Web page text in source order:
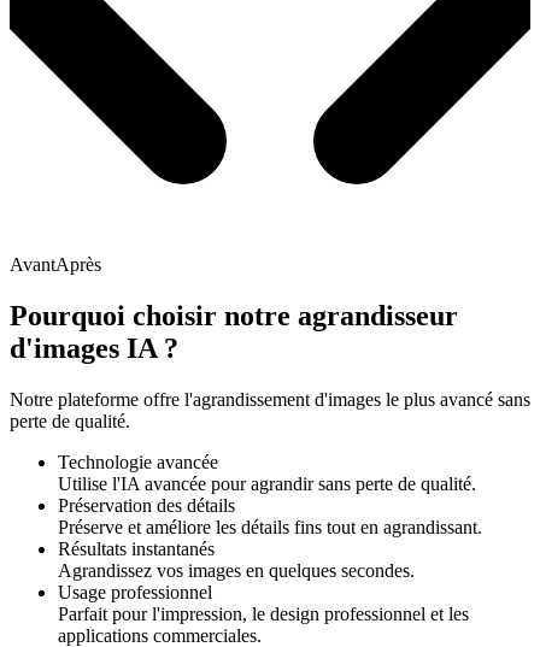
AvantAprès
Pourquoi choisir notre agrandisseur
d'images IA ?
Notre plateforme offre l'agrandissement d'images le plus avancé sans
perte de qualité.
Technologie avancée
Utilise l'IA avancée pour agrandir sans perte de qualité.
Préservation des détails
Préserve et améliore les détails fins tout en agrandissant.
Résultats instantanés
Agrandissez vos images en quelques secondes.
Usage professionnel
Parfait pour l'impression, le design professionnel et les
applications commerciales.